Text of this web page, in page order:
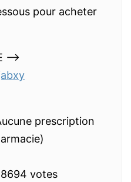
pour acheter
—>
prescription
votes